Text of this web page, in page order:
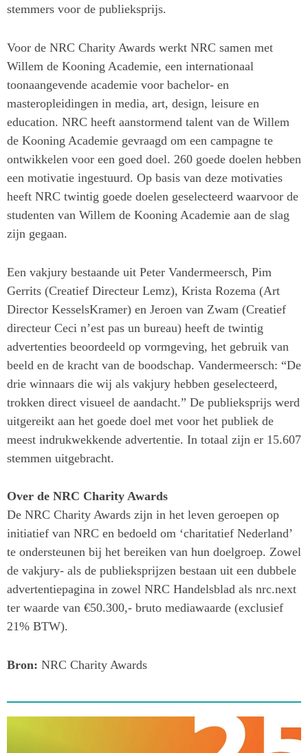
stemmers voor de publieksprijs.
Voor de NRC Charity Awards werkt NRC samen met
Willem de Kooning Academie, een internationaal
toonaangevende academie voor bachelor- en
masteropleidingen in media, art, design, leisure en
education. NRC heeft aanstormend talent van de Willem
de Kooning Academie gevraagd om een campagne te
ontwikkelen voor een goed doel. 260 goede doelen hebben
een motivatie ingestuurd. Op basis van deze motivaties
heeft NRC twintig goede doelen geselecteerd waarvoor de
studenten van Willem de Kooning Academie aan de slag
zijn gegaan.
Een vakjury bestaande uit Peter Vandermeersch, Pim
Gerrits (Creatief Directeur Lemz), Krista Rozema (Art
Director KesselsKramer) en Jeroen van Zwam (Creatief
directeur Ceci n’est pas un bureau) heeft de twintig
advertenties beoordeeld op vormgeving, het gebruik van
beeld en de kracht van de boodschap. Vandermeersch: “De
drie winnaars die wij als vakjury hebben geselecteerd,
trokken direct visueel de aandacht.” De publieksprijs werd
uitgereikt aan het goede doel met voor het publiek de
meest indrukwekkende advertentie. In totaal zijn er 15.607
stemmen uitgebracht.
Over de NRC Charity Awards
De NRC Charity Awards zijn in het leven geroepen op
initiatief van NRC en bedoeld om ‘charitatief Nederland’
te ondersteunen bij het bereiken van hun doelgroep. Zowel
de vakjury- als de publieksprijzen bestaan uit een dubbele
advertentiepagina in zowel NRC Handelsblad als nrc.next
ter waarde van €50.300,- bruto mediawaarde (exclusief
21% BTW).
Bron: NRC Charity Awards